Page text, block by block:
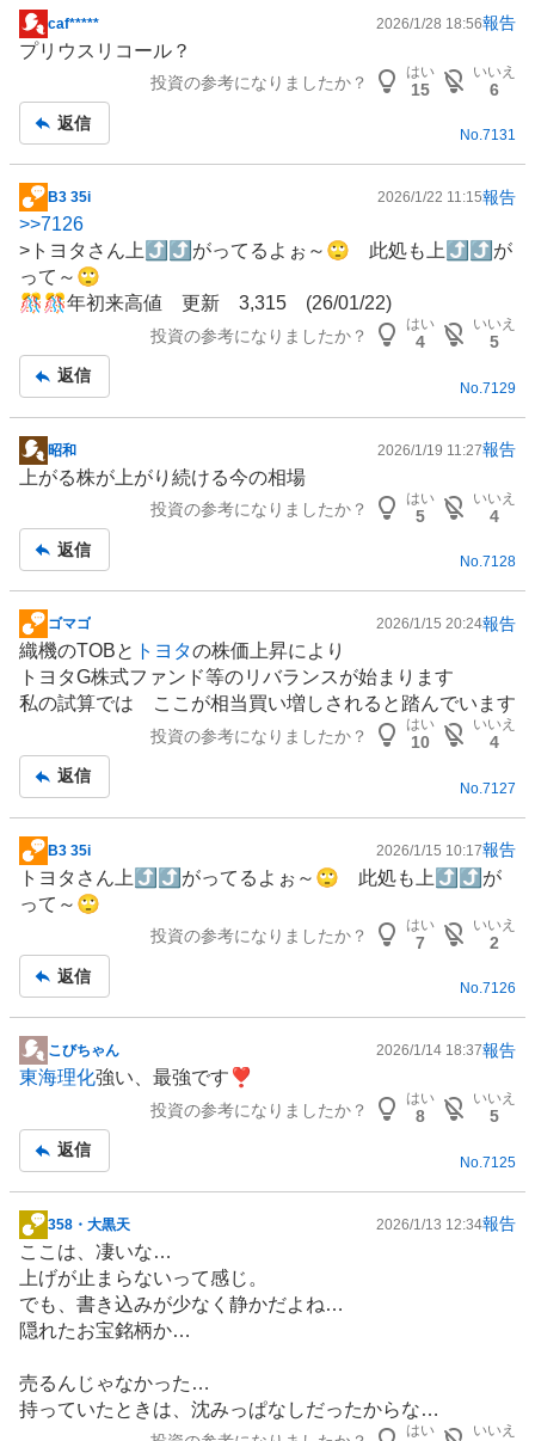
掲
示
事
caf***** 2026/1/28 18:56報告
プリウスリコール？
投資の参考になりましたか？
はい
15
いいえ
6
返信
No.7131
掲
示
板
記
事
B3 35i 2026/1/22 11:15報告
>>7126
>トヨタさん上⤴⤴がってるよぉ～🙄 此処も上⤴⤴が
って～🙄
🎊🎊年初来高値 更新 3,315 (26/01/22)
投資の参考になりましたか？
はい
4
いいえ
5
返信
No. 7129
掲
示
事
昭和 2026/1/19 11:27報告
上がる株が上がり続ける今の相場
投資の参考になりましたか？
はい
5
いいえ
4
返信
No.7128
掲
示
板
記
ゴマゴ 2026/1/15 20:24報告
織機のTOBと トヨタの株価上昇により
トヨタG株式ファンド等のリバランスが始まります
私の試算では ここが相当買い増しされると踏んでいます
投資の参考になりましたか？
はい
10
いいえ
4
返信
No. 7127
掲
示
板
B3 35i 2026/1/15 10:17報告
トヨタさん上⤴⤴がってるよぉ～🙄 此処も上⤴⤴が
って～🙄
投資の参考になりましたか？
はい
7
いいえ
2
返信
No.7126
掲
示
事
こびちゃん 2026/1/14 18:37報告
東海理化強い、最強です❣️
投資の参考になりましたか？
はい
8
いいえ
5
返信
No. 7125
掲
示
板
記
事
358・大黒天 2026/1/13 12:34報告
ここは、凄いな…
上げが止まらないって感じ。
でも、書き込みが少なく静かだよね…
隠れたお宝銘柄か…
売るんじゃなかった…
持っていたときは、沈みっぱなしだったからな…
はい いいえ